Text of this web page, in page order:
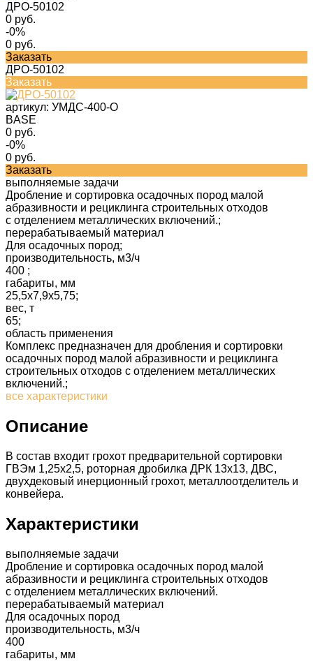
ДРО-50102
0 руб.
-0%
0 руб.
Заказать
ДРО-50102
Заказать
артикул: УМДС-400-О
BASE
0 руб.
-0%
0 руб.
Заказать
выполняемые задачи
Дробление и сортировка осадочных пород малой
абразивности и рециклинга строительных отходов
с отделением металлических включений.;
перерабатываемый материал
Для осадочных пород;
производительность, м3/ч
400 ;
габариты, мм
25,5х7,9х5,75;
вес, т
65;
область применения
Комплекс предназначен для дробления и сортировки
осадочных пород малой абразивности и рециклинга
строительных отходов с отделением металлических
включений.;
все характеристики
Описание
В состав входит грохот предварительной сортировки
ГВЭм 1,25х2,5, роторная дробилка ДРК 13х13, ДВС,
двухдековый инерционный грохот, металлоотделитель и
конвейера.
Характеристики
выполняемые задачи
Дробление и сортировка осадочных пород малой
абразивности и рециклинга строительных отходов
с отделением металлических включений.
перерабатываемый материал
Для осадочных пород
производительность, м3/ч
400
габариты, мм